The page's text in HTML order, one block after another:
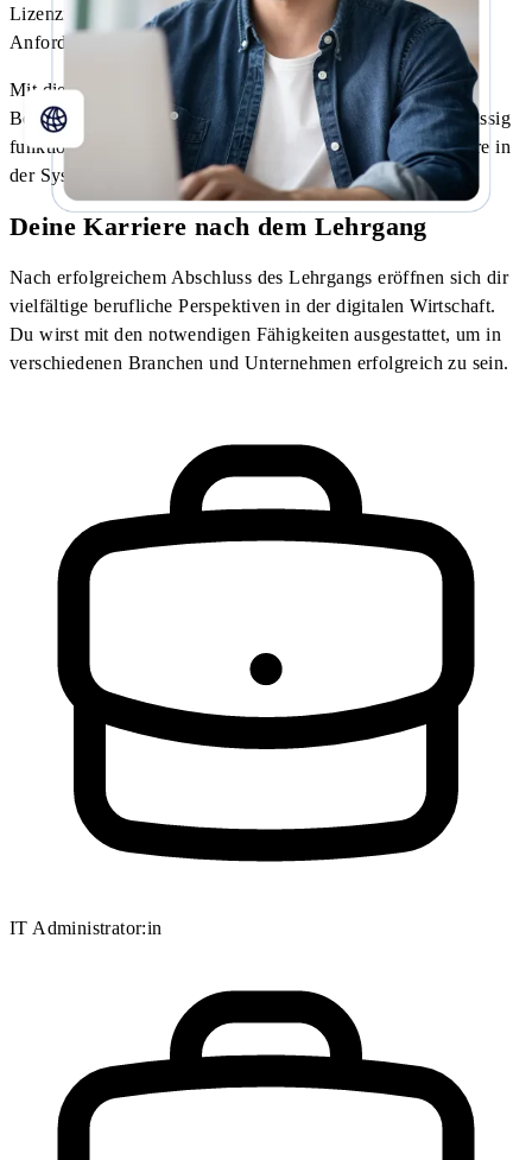
Lizenzmodellen und orientierst dich an praxisnahen
Anforderungen realer IT-Infrastrukturen.
Mit diesen Kompetenzen sorgst du dafür, dass Computer,
Benutzerkonten und Verbindungen im Arbeitsalltag zuverlässig
funktionieren – und bist optimal vorbereitet für eine Karriere in
der System- und Netzwerkadministration.
Deine Karriere nach dem Lehrgang
Nach erfolgreichem Abschluss des Lehrgangs eröffnen sich dir
vielfältige berufliche Perspektiven in der digitalen Wirtschaft.
Du wirst mit den notwendigen Fähigkeiten ausgestattet, um in
verschiedenen Branchen und Unternehmen erfolgreich zu sein.
IT Administrator:in